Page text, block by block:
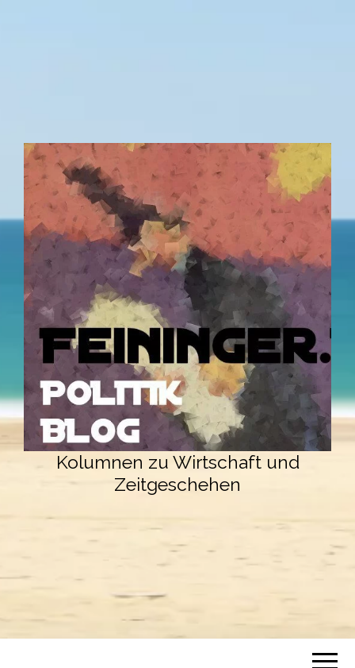
Kolumnen zu Wirtschaft und
Zeitgeschehen